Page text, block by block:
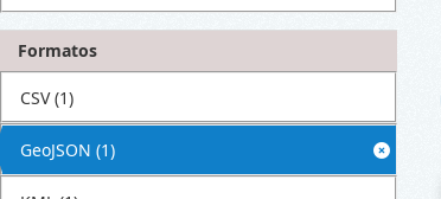
Formatos
CSV (1)
GeoJSON (1)